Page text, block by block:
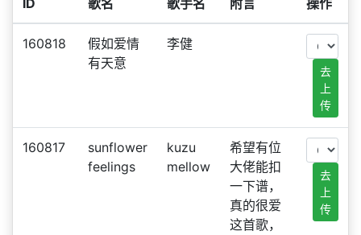
ID 歌名 歌手名 附言 操作
160818
假如爱情
有天意
李健
去
上
传
160817
sunflower
feelings
kuzu
mellow
希望有位
大佬能扣
一下谱，
真的很爱
这首歌，
去
上
传